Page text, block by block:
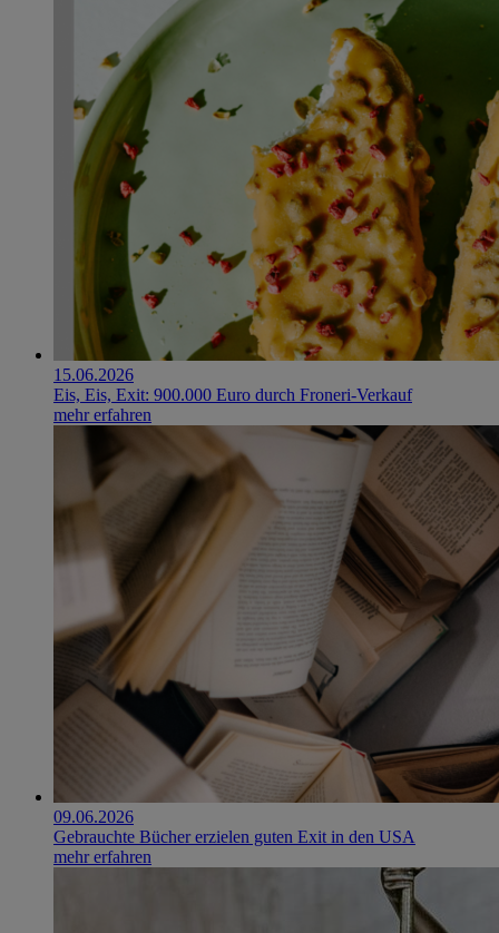
15.06.2026
Eis, Eis, Exit: 900.000 Euro durch Froneri-Verkauf
mehr erfahren
09.06.2026
Gebrauchte Bücher erzielen guten Exit in den USA
mehr erfahren